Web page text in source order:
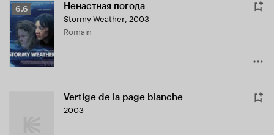
Рейтинг
Кинопоиска
6.6
6.6 Ненастная погода
Stormy Weather, 2003
Romain
Vertige de la page blanche
2003